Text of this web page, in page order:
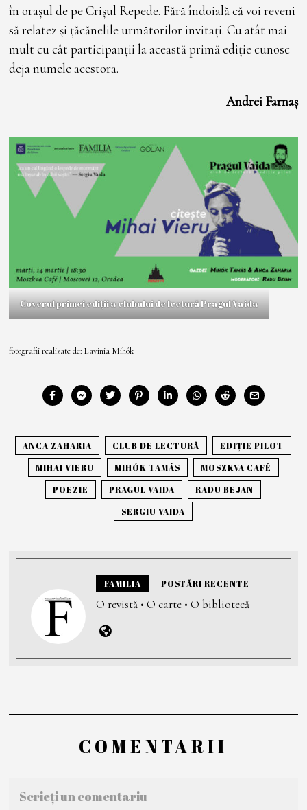
în orașul de pe Crișul Repede. Fără îndoială că voi reveni
să relatez și țăcănelile următorilor invitați. Cu atât mai
mult cu cât participanții la această primă ediție cunosc
deja numele acestora.
Andrei Farnaș
Coverul primei ediții a clubului de lectură Pragul Vaida
fotografii realizate de: Lavinia Mihók
ANCA ZAHARIA CLUB DE LECTURĂ
EDIȚIE PILOT
MIHAI VIERU
MIHÓK TAMÁS
MOSZKVA CAFÉ
POEZIE
PRAGUL VAIDA
RADU BEJAN
SERGIU VAIDA
FAMILIA POSTĂRI RECENTE
O revistă • O carte • O bibliotecă
COMENTARII